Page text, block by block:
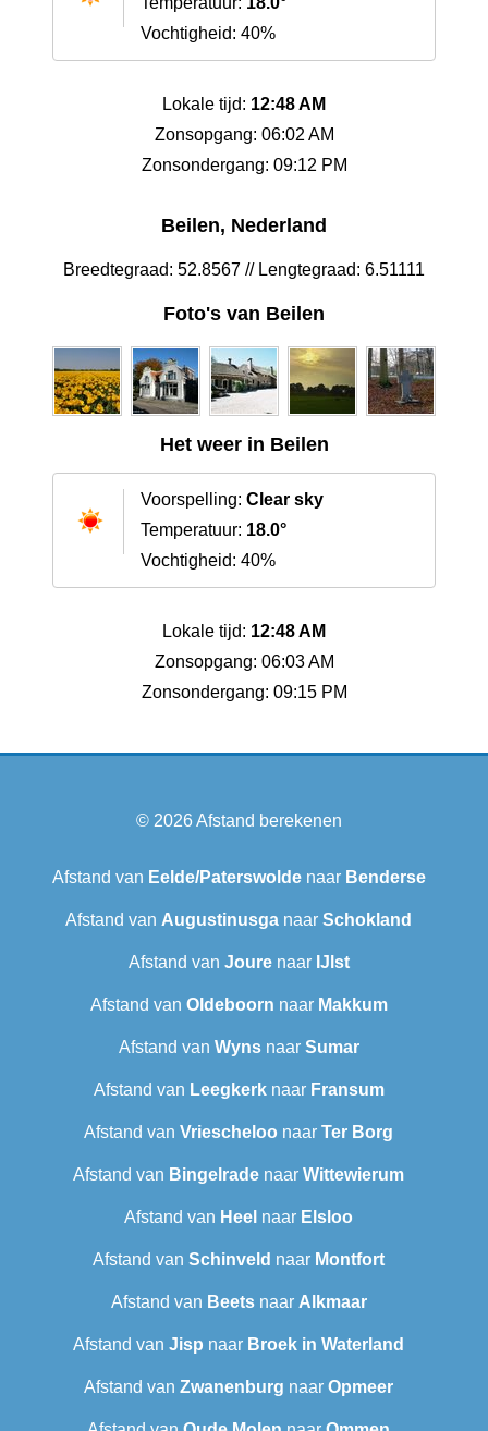
Vochtigheid: 40%
Lokale tijd: 12:48 AM
Zonsopgang: 06:02 AM
Zonsondergang: 09:12 PM
Beilen, Nederland
Breedtegraad: 52.8567 // Lengtegraad: 6.51111
Foto's van Beilen
Het weer in Beilen
Voorspelling: Clear sky
Temperatuur: 18.0°
Vochtigheid: 40%
Lokale tijd: 12:48 AM
Zonsopgang: 06:03 AM
Zonsondergang: 09:15 PM
© 2026Afstand berekenen
Afstand van Eelde/Paterswoldenaar Benderse
Afstand van Augustinusga naar Schokland
Afstand van Jourenaar IJlst
Afstand van Oldeboorn naar Makkum
Afstand van Wynsnaar Sumar
Afstand van Leegkerknaar Fransum
Afstand van Vriescheloo naar Ter Borg
Afstand van Bingelrade naar Wittewierum
Afstand van Heel naar Elsloo
Afstand van Schinveld naar Montfort
Afstand van Beetsnaar Alkmaar
Afstand van Jisp naar Broek in Waterland
Afstand van Zwanenburg naar Opmeer